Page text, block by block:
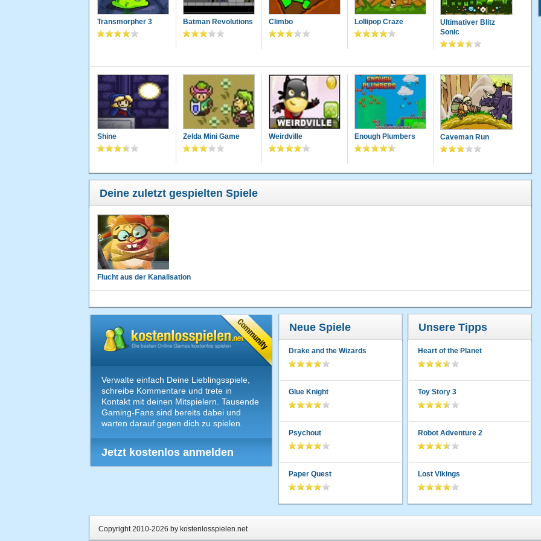
Transmorpher 3 Batman Revolutions Climbo Lollipop Craze
Ultimativer Blitz
Sonic
Shine Zelda Mini Game Weirdville Enough Plumbers Caveman Run
Deine zuletzt gespielten Spiele
Flucht aus der Kanalisation
Verwalte einfach Deine Lieblingsspiele,
schreibe Kommentare und trete in
Kontakt mit deinen Mitspielern. Tausende
Gaming-Fans sind bereits dabei und
warten darauf gegen dich zu spielen.
Jetzt kostenlos anmelden
Neue Spiele
Drake and the Wizards
Glue Knight
Psychout
Paper Quest
Unsere Tipps
Heart of the Planet
Toy Story 3
Robot Adventure 2
Lost Vikings
Copyright 2010-2026 by kostenlosspielen.net